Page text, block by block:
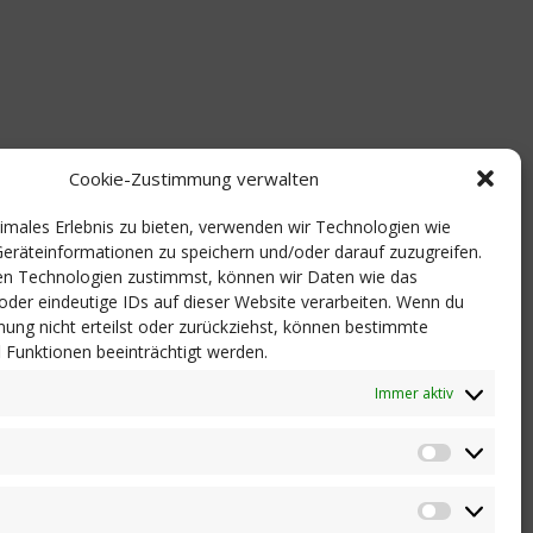
Cookie-Zustimmung verwalten
Erlebnis zu bieten, verwenden wir Technologien wie
zu speichern und/oder darauf zuzugreifen.
Technologien zustimmst, können wir Daten wie das
eindeutige IDs auf dieser Website verarbeiten. Wenn du
nicht erteilst oder zurückziehst, können bestimmte
beeinträchtigt werden.
Immer aktiv